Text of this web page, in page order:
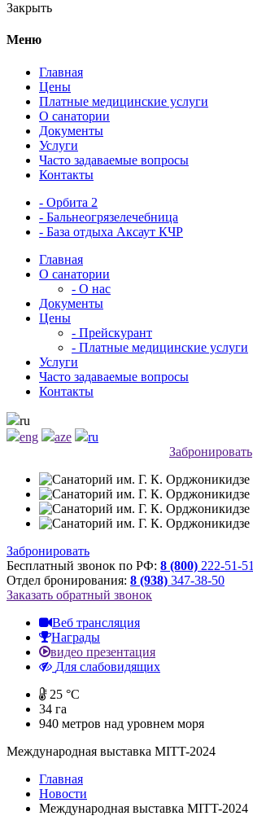
Закрыть
Меню
Главная
Цены
Платные медицинские услуги
О санатории
Документы
Услуги
Часто задаваемые вопросы
Контакты
- Орбита 2
- Бальнеогрязелечебница
- База отдыха Аксаут КЧР
Главная
О санатории
- О нас
Документы
Цены
- Прейскурант
- Платные медицинские услуги
Услуги
Часто задаваемые вопросы
Контакты
ru
eng
aze
ru
Забронировать
Забронировать
Бесплатный звонок по РФ: 8 (800) 222-51-51
Отдел бронирования: 8 (938) 347-38-50
Заказать обратный звонок
Веб трансляция
Награды
видео презентация
Для слабовидящих
25 °C
34 га
940 метров над уровнем моря
Международная выставка MITT-2024
Главная
Новости
Международная выставка MITT-2024